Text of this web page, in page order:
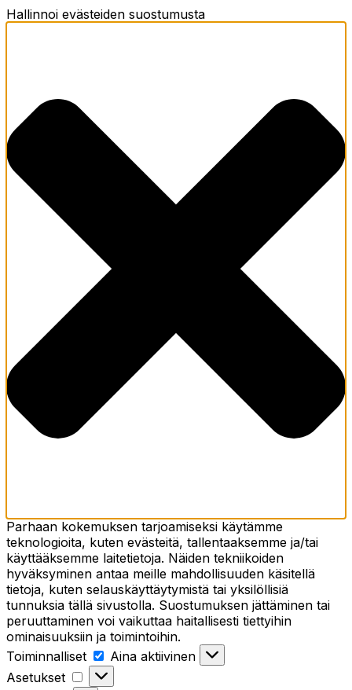
Hallinnoi evästeiden suostumusta
Parhaan kokemuksen tarjoamiseksi käytämme
teknologioita, kuten evästeitä, tallentaaksemme ja/tai
käyttääksemme laitetietoja. Näiden tekniikoiden
hyväksyminen antaa meille mahdollisuuden käsitellä
tietoja, kuten selauskäyttäytymistä tai yksilöllisiä
tunnuksia tällä sivustolla. Suostumuksen jättäminen tai
peruuttaminen voi vaikuttaa haitallisesti tiettyihin
ominaisuuksiin ja toimintoihin.
Toiminnalliset
Aina aktiivinen
Asetukset